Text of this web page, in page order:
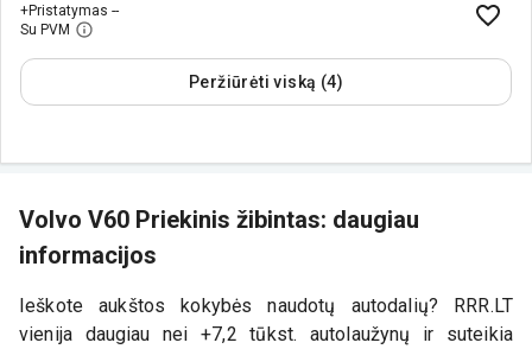
+Pristatymas --
Su PVM
Peržiūrėti viską (4)
Volvo V60 Priekinis žibintas: daugiau
informacijos
Ieškote aukštos kokybės naudotų autodalių? RRR.LT
vienija daugiau nei +7,2 tūkst. autolaužynų ir suteikia